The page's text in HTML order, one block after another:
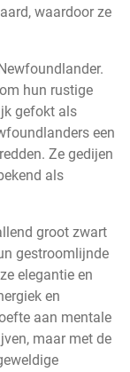
waardoor ze
hun rustige
gefokt als
een
Ze gedijen
als
groot zwart
gestroomlijnde
elegantie en
en
aan mentale
maar met de